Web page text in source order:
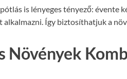
is lényeges tényező: évente
Így biztosíthatjuk a
Növények